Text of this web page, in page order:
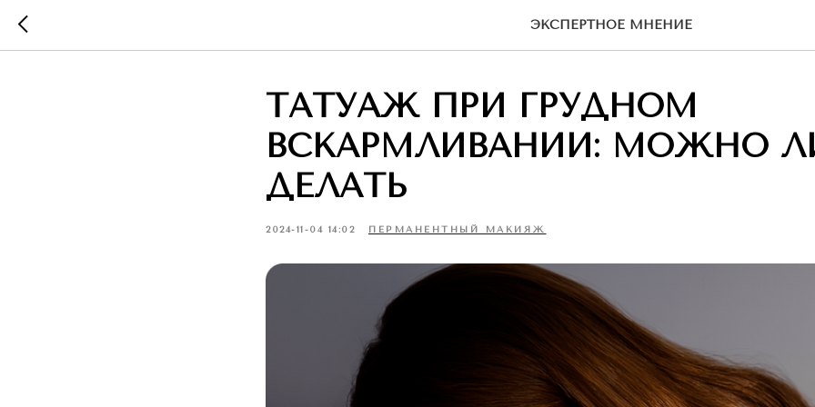
ЭКСПЕРТНОЕ МНЕНИЕ
ТАТУАЖ ПРИ ГРУДНОМ
ВСКАРМЛИВАНИИ: МОЖНО
ДЕЛАТЬ
2024-11-04 14:02 ПЕРМАНЕНТНЫЙ МАКИЯЖ